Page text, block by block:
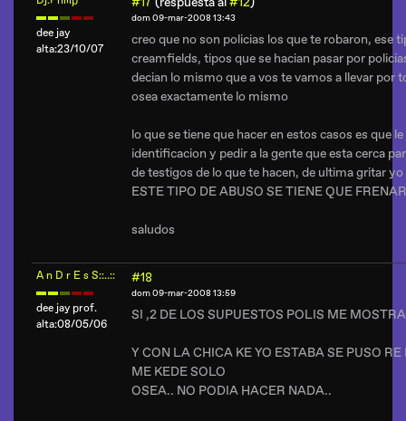
dee jay
alta:23/10/07
dom 09-mar-2008 13:43
creo que no son policias los que te robaron, ese
creamfields, tipos que se hacian pasar por
decian lo mismo que a vos te vamos a llevar por
osea exactamente lo mismo
lo que se tiene que hacer en estos casos es que
identificacion y pedir a la gente que esta cerca
de testigos de lo que te hacen, de ultima gritar
ESTE TIPO DE ABUSO SE TIENE QUE FRENAR
saludos
A n D r E s S::..::
dee jay prof.
alta:08/05/06
#18
dom 09-mar-2008 13:59
SI ,2 DE LOS SUPUESTOS POLIS ME
Y CON LA CHICA KE YO ESTABA SE PUSO
ME KEDE SOLO
OSEA.. NO PODIA HACER NADA..